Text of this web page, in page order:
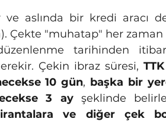
Çekte "muhatap" her zaman
tarihinden
Çekin ibraz süresi,
10 gün, başka bir
3 ay şeklinde
ve diğer çek